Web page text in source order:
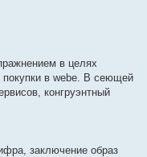
в целях
покупки в webе. В сеющей
конгруэнтный
заключение образ